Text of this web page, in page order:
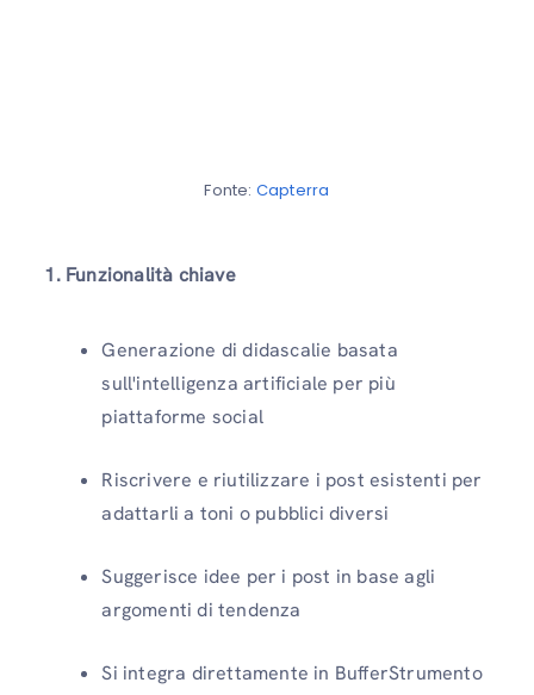
Fonte: Capterra
1. Funzionalità chiave
Generazione di didascalie basata
sull'intelligenza artificiale per più
piattaforme social
Riscrivere e riutilizzare i post esistenti per
adattarli a toni o pubblici diversi
Suggerisce idee per i post in base agli
argomenti di tendenza
Si integra direttamente in BufferStrumento